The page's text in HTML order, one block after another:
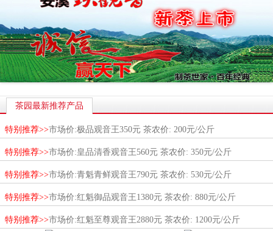
茶园最新推荐产品
特别推荐>>市场价:极品观音王350元 茶农价: 200元/公斤
特别推荐>>市场价:皇品清香观音王560元 茶农价: 350元/公斤
特别推荐>>市场价:青魁青鲜观音王790元 茶农价: 530元/公斤
特别推荐>>市场价:红魁御品观音王1380元 茶农价: 880元/公斤
特别推荐>>市场价:红魁至尊观音王2880元 茶农价: 1200元/公斤